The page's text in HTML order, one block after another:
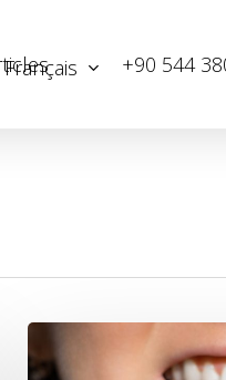
Français +90 544